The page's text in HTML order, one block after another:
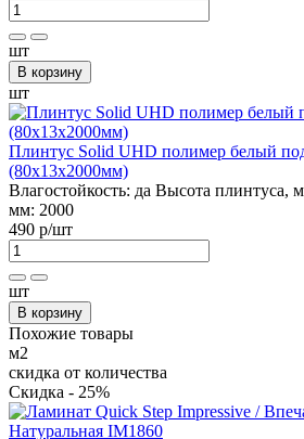
шт
В корзину
шт
Плинтус Solid UHD полимер белый
(80х13х2000мм)
Влагостойкость: да Высота плинтуса,
мм: 2000
490 р/шт
шт
В корзину
Похожие товары
м2
скидка от количества
Скидка - 25%